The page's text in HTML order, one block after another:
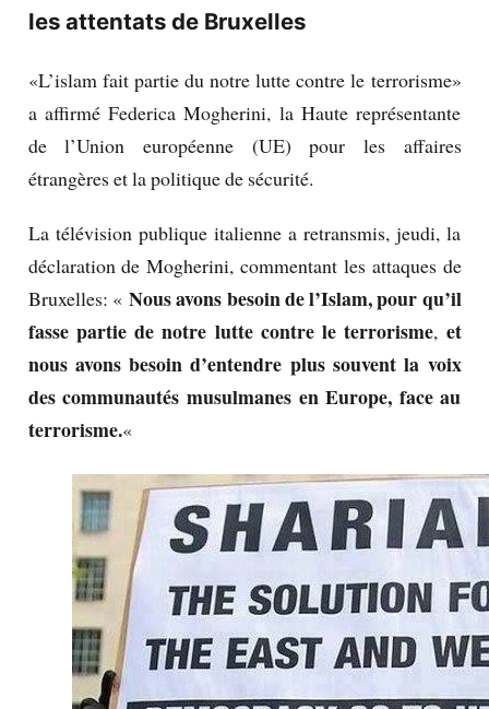
les attentats de Bruxelles
«L’islam fait partie du notre lutte contre le terrorisme»
a affirmé Federica Mogherini, la Haute représentante
de l’Union européenne (UE) pour les affaires
étrangères et la politique de sécurité.
La télévision publique italienne a retransmis, jeudi, la
déclaration de Mogherini, commentant les attaques de
Bruxelles: « Nous avons besoin de l’Islam, pour qu’il
fasse partie de notre lutte contre le terrorisme, et
nous avons besoin d’entendre plus souvent la voix
des communautés musulmanes en Europe, face au
terrorisme.«